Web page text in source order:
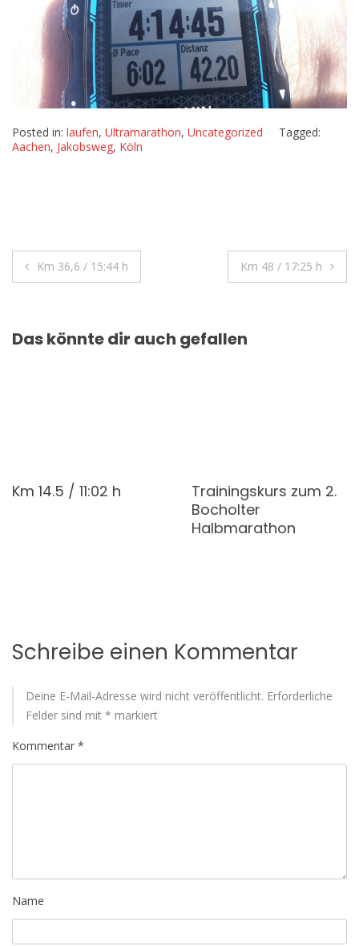
Posted in: laufen, Ultramarathon, Uncategorized
Tagged:
Aachen, Jakobsweg, Köln
Beitragsnavigation
Km 36,6 / 15:44 h Km 48 / 17:25 h
Das könnte dir auch gefallen
Km 14.5 / 11:02 h
Trainingskurs zum 2.
Bocholter
Halbmarathon
Schreibe einen Kommentar
Deine E-Mail-Adresse wird nicht veröffentlicht. Erforderliche
Felder sind mit * markiert
Kommentar *
Name